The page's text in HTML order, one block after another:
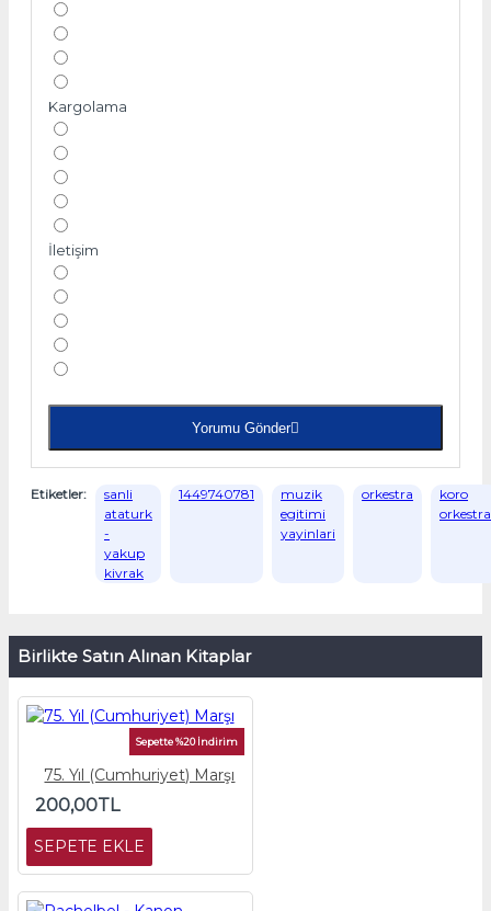
Kargolama
İletişim
Yorumu Gönder
Etiketler:
sanli
ataturk
-
yakup
kivrak
1449740781
muzik
egitimi
yayinlari
orkestra
koro
orkestra
Birlikte Satın Alınan Kitaplar
Sepette %20 İndirim
75. Yıl (Cumhuriyet) Marşı
200,00TL
SEPETE EKLE